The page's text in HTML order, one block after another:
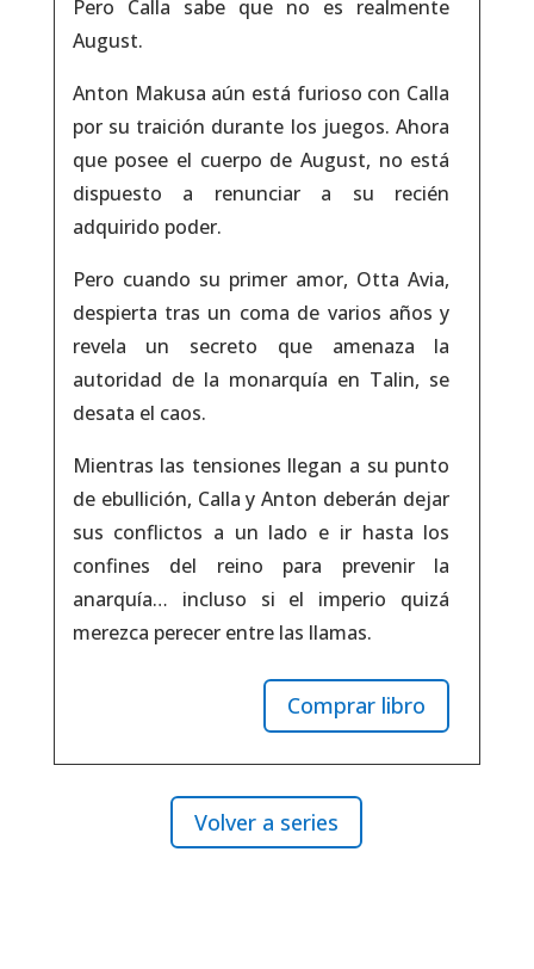
Pero Calla sabe que no es realmente
August.
Anton Makusa aún está furioso con Calla
por su traición durante los juegos. Ahora
que posee el cuerpo de August, no está
dispuesto a renunciar a su recién
adquirido poder.
Pero cuando su primer amor, Otta Avia,
despierta tras un coma de varios años y
revela un secreto que amenaza la
autoridad de la monarquía en Talin, se
desata el caos.
Mientras las tensiones llegan a su punto
de ebullición, Calla y Anton deberán dejar
sus conflictos a un lado e ir hasta los
confines del reino para prevenir la
anarquía… incluso si el imperio quizá
merezca perecer entre las llamas.
Comprar libro
Volver a series